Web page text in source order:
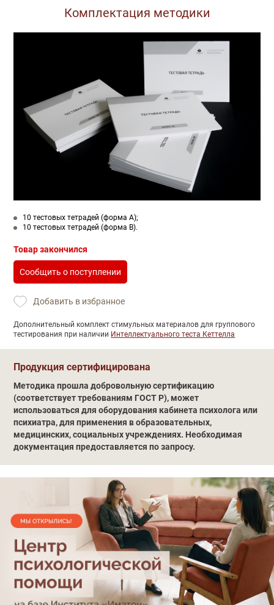
Комплектация методики
10 тестовых тетрадей (форма А);
10 тестовых тетрадей (форма В).
Товар закончился
Сообщить о поступлении
Добавить в избранное
Дополнительный комплект стимульных материалов для группового
тестирования при наличии Интеллектуального теста Кеттелла
Обучение
Продукция сертифицирована
Методика прошла добровольную сертификацию
(соответствует требованиям ГОСТ Р), может
использоваться для оборудования кабинета психолога или
психиатра, для применения в образовательных,
медицинских, социальных учреждениях. Необходимая
документация предоставляется по запросу.